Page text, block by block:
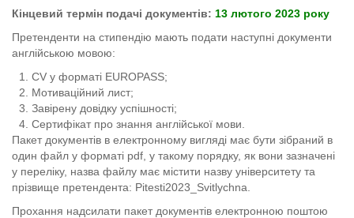
Кінцевий термін подачі документів: 13 лютого 2023 року
Претенденти на стипендію мають подати наступні документи
англійською мовою:
CV у форматі EUROPASS;
Мотиваційний лист;
Завірену довідку успішності;
Сертифікат про знання англійської мови.
Пакет документів в електронному вигляді має бути зібраний в
один файл у форматі pdf, у такому порядку, як вони зазначені
у переліку, назва файлу має містити назву університету та
прізвище претендента: Pitesti2023_Svitlychna.
Прохання надсилати пакет документів електронною поштою